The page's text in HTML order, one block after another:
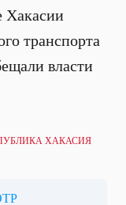
Хакасии
транспорта
власти
ХАКАСИЯ